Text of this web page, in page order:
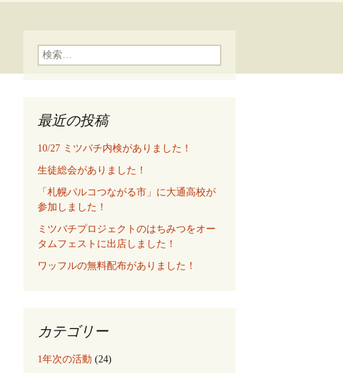
検
索:
最近の投稿
10/27 ミツバチ内検がありました！
生徒総会がありました！
「札幌パルコつながる市」に大通高校が
参加しました！
ミツバチプロジェクトのはちみつをオー
タムフェストに出店しました！
ワッフルの無料配布がありました！
カテゴリー
1年次の活動 (24)